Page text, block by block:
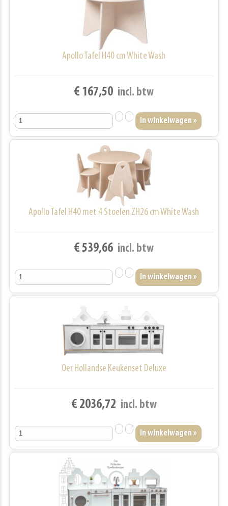
Apollo Tafel H40 cm White Wash
€ 167,50 incl. btw
Apollo Tafel H40 met 4 Stoelen ZH26 cm White Wash
€ 539,66 incl. btw
Oer Hollandse Keukenset Deluxe
€ 2036,72 incl. btw